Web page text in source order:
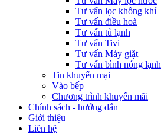
Tư vấn lọc không khí
Tư vấn điều hoà
Tư vấn tủ lạnh
Tư vấn Tivi
Tư vấn Máy giặt
Tư vấn bình nóng lạnh
Tin khuyến mại
Vào bếp
Chương trình khuyến mãi
Chính sách - hướng dẫn
Giới thiệu
Liên hệ